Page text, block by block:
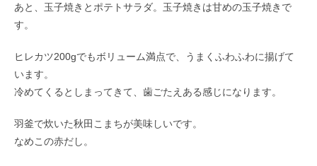
あと、玉子焼きとポテトサラダ。玉子焼きは甘めの玉子焼きで
す。
ヒレカツ200gでもボリューム満点で、うまくふわふわに揚げて
います。
冷めてくるとしまってきて、歯ごたえある感じになります。
羽釜で炊いた秋田こまちが美味しいです。
なめこの赤だし。